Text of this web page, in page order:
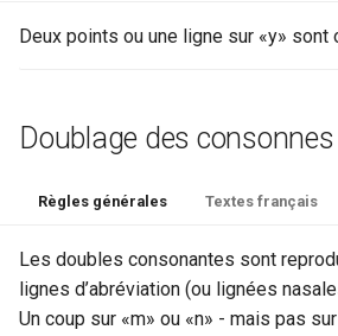
measureGrp
msIdentifier
Deux points ou une ligne sur «y» sont
Doublage des consonnes
Règles générales Textes français
Les doubles consonantes sont
lignes d’abréviation (ou lignées
Un coup sur «m» ou «n» - mais pas